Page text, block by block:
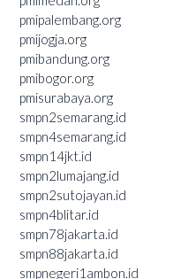
pmipalembang.org
pmijogja.org
pmibandung.org
pmibogor.org
pmisurabaya.org
smpn2semarang.id
smpn4semarang.id
smpn14jkt.id
smpn2lumajang.id
smpn2sutojayan.id
smpn4blitar.id
smpn78jakarta.id
smpn88jakarta.id
smpnegeri1ambon.id